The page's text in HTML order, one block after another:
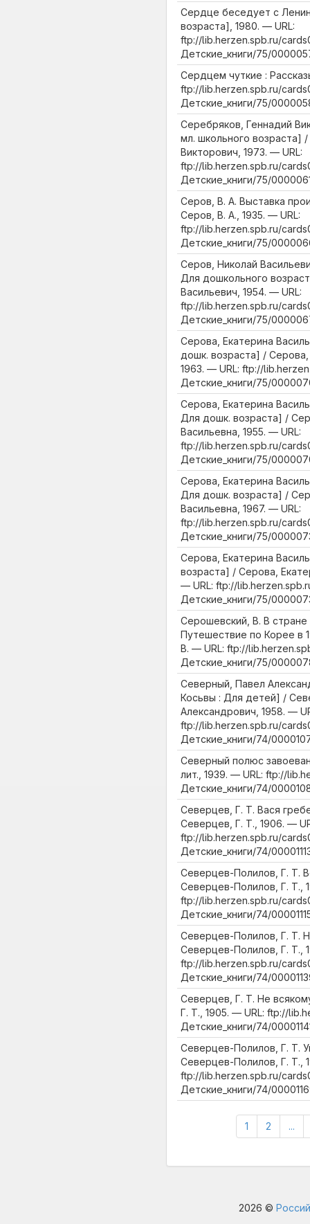
Сердце беседует с
возраста], 1980. — URL:
ftp://lib.herzen.spb.ru/
Детские_книги/75/
Сердцем чуткие :
ftp://lib.herzen.spb.ru/
Детские_книги/75/
Серебряков, Геннадий
мл. школьного возраста]
Викторович, 1973. — URL:
ftp://lib.herzen.spb.ru/
Детские_книги/75/
Серов, В. А. Выставка
Серов, В. А., 1935. — URL:
ftp://lib.herzen.spb.ru/
Детские_книги/75/
Серов, Николай
Для дошкольного
Васильевич, 1954. — URL:
ftp://lib.herzen.spb.ru/
Детские_книги/75/
Серова, Екатерина
дошк. возраста] /
1963. — URL: ftp://
Детские_книги/75/
Серова, Екатерина
Для дошк. возраста] /
Васильевна, 1955. — URL:
ftp://lib.herzen.spb.ru/
Детские_книги/75/
Серова, Екатерина
Для дошк. возраста] /
Васильевна, 1967. — URL:
ftp://lib.herzen.spb.ru/
Детские_книги/75/
Серова, Екатерина
возраста] / Серова,
— URL: ftp://
Детские_книги/75/
Серошевский, В. В стране
Путешествие по Корее в
В. — URL: ftp://
Детские_книги/75/
Северный, Павел
Косьвы : Для детей] /
Александрович, 1958. —
ftp://lib.herzen.spb.ru/
Детские_книги/74/
Северный полюс
лит., 1939. — URL: ftp://
Детские_книги/74/
Северцев, Г. Т. Вася
Северцев, Г. Т., 1906. —
ftp://lib.herzen.spb.ru/
Детские_книги/74/
Северцев-Полилов, Г. Т.
Северцев-Полилов, Г. Т.,
ftp://lib.herzen.spb.ru/
Детские_книги/74/
Северцев-Полилов, Г. Т.
Северцев-Полилов, Г. Т.,
ftp://lib.herzen.spb.ru/
Детские_книги/74/
Северцев, Г. Т. Не
Г. Т., 1905. — URL: ftp://
Детские_книги/74/
Северцев-Полилов, Г. Т.
Северцев-Полилов, Г. Т.,
ftp://lib.herzen.spb.ru/
Детские_книги/74/
1 2 ...
2026 ©